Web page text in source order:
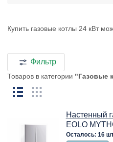
Купить газовые котлы 24 кВт
Фильтр
Товаров в категории "Газовые
Настенный
EOLO
Осталось: 16